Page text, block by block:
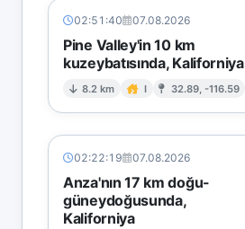
02:51:40 07.08.2026
Pine Valley'in 10 km
kuzeybatısında, Kaliforniya
8.2 km I 32.89, -116.59
02:22:19 07.08.2026
Anza'nın 17 km doğu-
güneydoğusunda,
Kaliforniya